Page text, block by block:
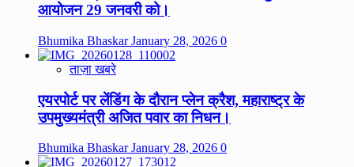
आयोजन 29 जनवरी को।
Bhumika BhaskarJanuary 28, 2026 0
ताज़ा खबरे
एयरपोर्ट पर लेंडिंग के दौरान प्लेन क्रैश, महाराष्ट्र के
उपमुख्यमंत्री अजित पवार का निधन।
Bhumika BhaskarJanuary 28, 2026 0